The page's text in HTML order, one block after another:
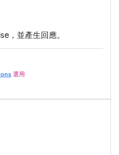
，並產生回應。
選用